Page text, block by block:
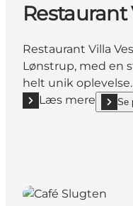
Restaurant
Restaurant Villa
Lønstrup, med en
helt unik oplevelse.
Læs mere
Læs mere Se
show